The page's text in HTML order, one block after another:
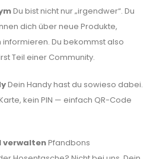
Du bist nicht nur „irgendwer“. Du
dich über neue Produkte,
Du bekommst also
Teil einer Community.
Dein Handy hast du sowieso dabei.
kein PIN — einfach QR-Code
verwaltenPfandbons